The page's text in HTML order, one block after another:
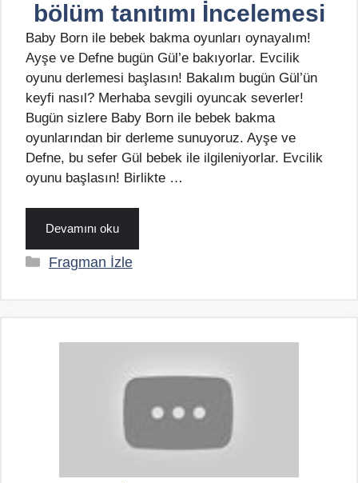
bölüm tanıtımı İncelemesi
Baby Born ile bebek bakma oyunları oynayalım!
Ayşe ve Defne bugün Gül’e bakıyorlar. Evcilik
oyunu derlemesi başlasın! Bakalım bugün Gül’ün
keyfi nasıl? Merhaba sevgili oyuncak severler!
Bugün sizlere Baby Born ile bebek bakma
oyunlarından bir derleme sunuyoruz. Ayşe ve
Defne, bu sefer Gül bebek ile ilgileniyorlar. Evcilik
oyunu başlasın! Birlikte …
Devamını oku
Kategoriler
Fragman İzle